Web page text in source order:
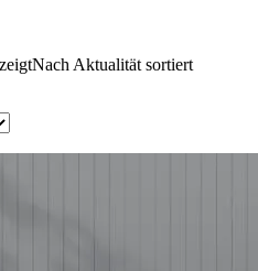
Nach Aktualität sortiert